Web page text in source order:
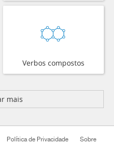
Verbos compostos
mais
Política de Privacidade Sobre